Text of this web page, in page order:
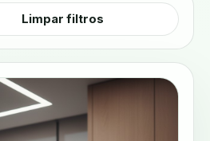
Limpar filtros